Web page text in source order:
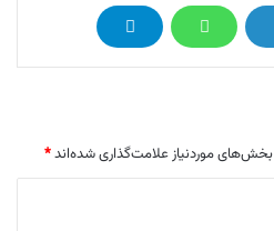
بخش‌های موردنیاز علامت‌گذاری شده‌اند*